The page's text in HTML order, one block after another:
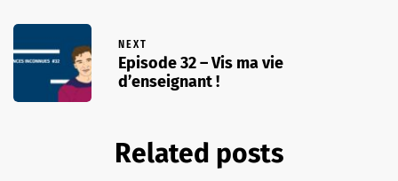
NEXT
Episode 32 – Vis ma vie
d’enseignant !
Related posts